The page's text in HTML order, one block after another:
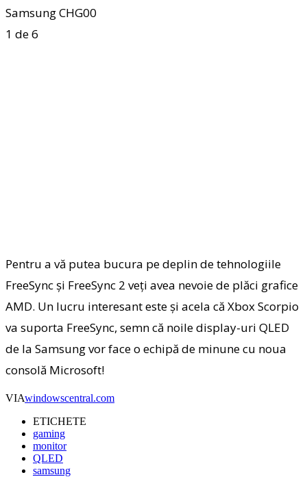
Samsung CHG00
1 de 6
Pentru a vă putea bucura pe deplin de tehnologiile
FreeSync și FreeSync 2 veți avea nevoie de plăci grafice
AMD. Un lucru interesant este și acela că Xbox Scorpio
va suporta FreeSync, semn că noile display-uri QLED
de la Samsung vor face o echipă de minune cu noua
consolă Microsoft!
VIAwindowscentral.com
ETICHETE
gaming
monitor
QLED
samsung